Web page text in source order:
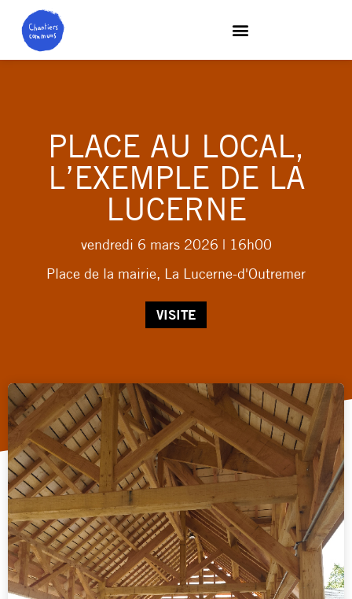
PLACE AU LOCAL,
L’EXEMPLE DE LA
LUCERNE
vendredi 6 mars 2026 | 16h00
Place de la mairie, La Lucerne-d'Outremer
VISITE